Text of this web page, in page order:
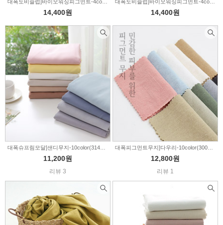
14,400원 14,400원
11,200원
리뷰 3
12,800원
리뷰 1